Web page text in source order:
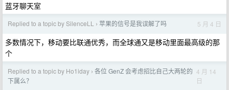
蓝牙聊天室
Replied to a topic by SilenceLL › 苹果的信号是我误解了吗 5 月 4 日
多数情况下，移动要比联通优秀，而全球通又是移动里面最高级的那
个
Replied to a topic by Ho1iday › 各位 GenZ 会考虑招比自己大两轮的
下属么？
4 月 14
日